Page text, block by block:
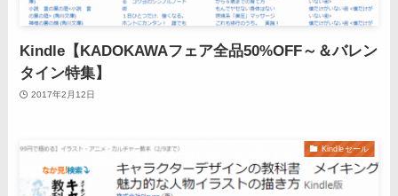
Kindle【KADOKAWAフェア全品50%OFF～＆バレン
タイン特集】
2017年2月12日
Kindleセール